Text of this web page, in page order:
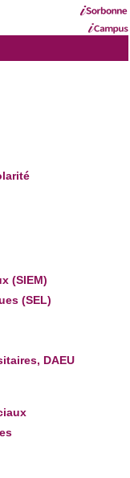
(SIEM)
(SEL)
DAEU